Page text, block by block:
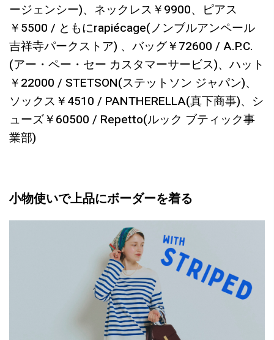
ージェンシー)、ネックレス￥9900、ピアス
￥5500 / ともにrapiécage(ノンブルアンペール
吉祥寺パークストア) 、バッグ￥72600 / A.P.C.
(アー・ペー・セー カスタマーサービス)、ハット
￥22000 / STETSON(ステットソン ジャパン)、
ソックス￥4510 / PANTHERELLA(真下商事)、シ
ューズ￥60500 / Repetto(ルック ブティック事
業部)
小物使いで上品にボーダーを着る